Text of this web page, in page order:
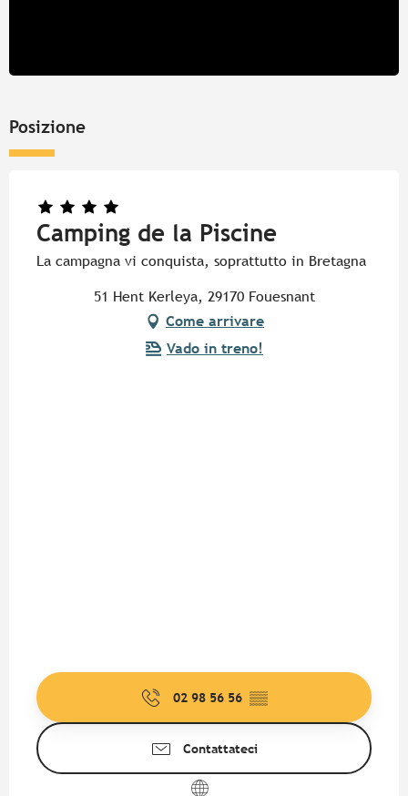
Posizione
Camping de la Piscine
La campagna vi conquista, soprattutto in Bretagna
51 Hent Kerleya, 29170 Fouesnant
Come arrivare
Vado in treno!
02 98 56 56 ▒▒
Contattateci